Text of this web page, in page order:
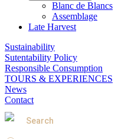
Blanc de Blancs
Assemblage
Late Harvest
Sustainability
Sutentability Policy
Responsible Consumption
TOURS & EXPERIENCES
News
Contact
Search